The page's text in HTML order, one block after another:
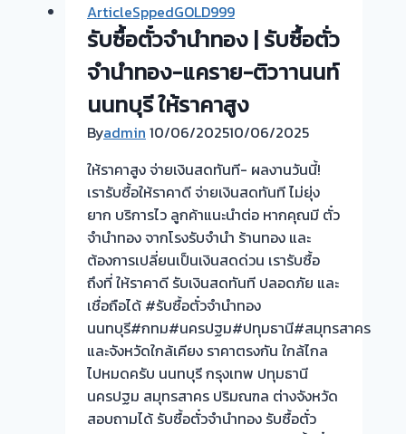
ทอง
พระประแดง
ครับ⭐
ทอง
ยินดี
บริการ
💰
รับ
ไถ่ถอน
โรง
จำนำ
ร้าน
ทอง
ประเมิน
หน้า
ตั๋ว
ฟรี
จ่าย
สด
ทันที
ไม่
ArticleSppedGOLD999
รับซื้อตั๋วจำนำทอง | รับซื้อตั่ว
จำนำทอง-แคราย-ติวาานนท์
นนทบุรี ให้ราคาสูง
Byadmin 10/06/202510/06/2025
ให้ราคาสูง จ่ายเงินสดทันที- ผลงานวันนี้!
เรารับซื้อให้ราคาดี จ่ายเงินสดทันที ไม่ยุ่ง
ยาก บริการไว ลูกค้าแนะนำต่อ หากคุณมี ตั๋ว
จำนำทอง จากโรงรับจำนำ ร้านทอง และ
ต้องการเปลี่ยนเป็นเงินสดด่วน เรารับซื้อ
ถึงที่ ให้ราคาดี รับเงินสดทันที ปลอดภัย และ
เชื่อถือได้ #รับซื้อตั๋วจำนำทอง
นนทบุรี#กทม#นครปฐม#ปทุมธานี#สมุทรสาคร
และจังหวัดใกล้เคียง ราคาตรงกัน ใกล้ไกล
ไปหมดครับ นนทบุรี กรุงเทพ ปทุมธานี
นครปฐม สมุทรสาคร ปริมณฑล ต่างจังหวัด
สอบถามได้ รับซื้อตั๋วจำนำทอง รับซื้อตั๋ว